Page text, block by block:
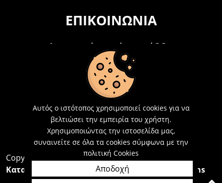
ΕΠΙΚΟΙΝΩΝΊΑ
Τηλεφωνικά Δευτέρα - Σάββατο
09:00 - 15:00
Τ: 26214 00104
info@acosmetics.gr
Copyright 2026,
Acosmetics Αθανασόπουλος
Κατασκευή Ιστοσελίδων Interactive Net Solutions
Αυτός ο ιστότοπος χρησιμοποιεί cookies για να
βελτιώσει την εμπειρία του χρήστη.
Χρησιμοποιώντας την ιστοσελίδα μας,
συναινείτε σε όλα τα cookies σύμφωνα με την
πολιτική Cookies
Αποδοχή